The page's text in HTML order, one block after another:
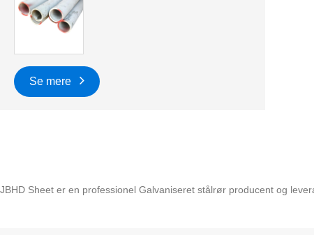
Se mere
JBHD Sheet er en professionel Galvaniseret stålrør producent og